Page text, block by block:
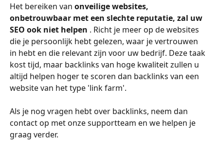
Het bereiken van onveilige websites,
onbetrouwbaar met een slechte reputatie, zal uw
SEO ook niet helpen . Richt je meer op de websites
die je persoonlijk hebt gelezen, waar je vertrouwen
in hebt en die relevant zijn voor uw bedrijf. Deze taak
kost tijd, maar backlinks van hoge kwaliteit zullen u
altijd helpen hoger te scoren dan backlinks van een
website van het type 'link farm'.
Als je nog vragen hebt over backlinks, neem dan
contact op met onze supportteam en we helpen je
graag verder.